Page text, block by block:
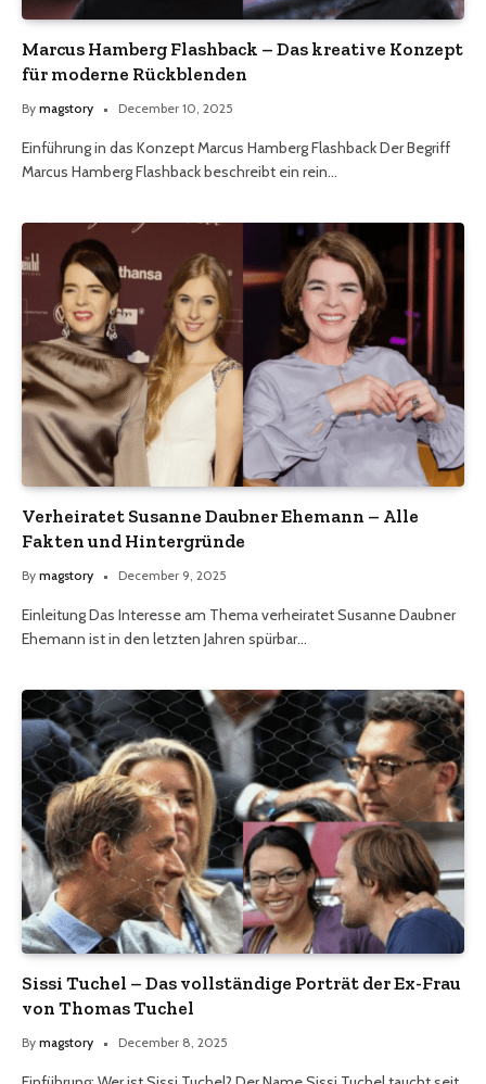
Marcus Hamberg Flashback – Das kreative Konzept
für moderne Rückblenden
By magstory December 10, 2025
Einführung in das Konzept Marcus Hamberg Flashback Der Begriff
Marcus Hamberg Flashback beschreibt ein rein…
Verheiratet Susanne Daubner Ehemann – Alle
Fakten und Hintergründe
By magstory December 9, 2025
Einleitung Das Interesse am Thema verheiratet Susanne Daubner
Ehemann ist in den letzten Jahren spürbar…
Sissi Tuchel – Das vollständige Porträt der Ex-Frau
von Thomas Tuchel
By magstory December 8, 2025